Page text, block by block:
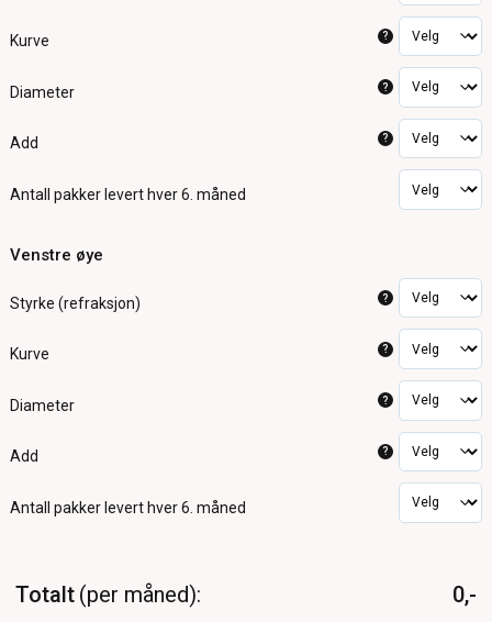
Kurve ?
Diameter ?
Add ?
Antall pakker levert hver 6. måned
Venstre øye
Styrke (refraksjon) ?
Kurve ?
Diameter ?
Add ?
Antall pakker levert hver 6. måned
Totalt per måned 0,-